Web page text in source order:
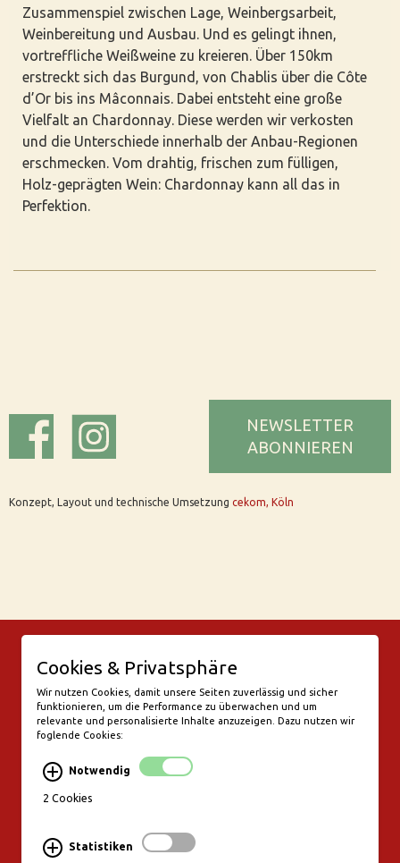
Zusammenspiel zwischen Lage, Weinbergsarbeit,
Weinbereitung und Ausbau. Und es gelingt ihnen,
vortreffliche Weißweine zu kreieren. Über 150km
erstreckt sich das Burgund, von Chablis über die Côte
d’Or bis ins Mâconnais. Dabei entsteht eine große
Vielfalt an Chardonnay. Diese werden wir verkosten
und die Unterschiede innerhalb der Anbau-Regionen
erschmecken. Vom drahtig, frischen zum fülligen,
Holz-geprägten Wein: Chardonnay kann all das in
Perfektion.
Konzept, Layout und technische Umsetzung cekom, Köln
NEWSLETTER
ABONNIEREN
Friesenwall 58
50672 Köln
valentine@bar-rix.de
Di + Mi Weinproben
Do 17:00-23:00
Fr - Sa 17:00 - 01:00
Stornierungsbedingungen
Cookies & Privatsphäre
Wir nutzen Cookies, damit unsere Seiten zuverlässig und sicher
funktionieren, um die Performance zu überwachen und um
relevante und personalisierte Inhalte anzuzeigen. Dazu nutzen wir
foglende Cookies:
Notwendig
2 Cookies
Statistiken